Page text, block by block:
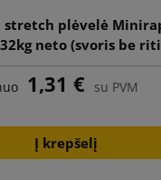
stretch plėvelė
neto (svoris be
1,31 € su PVM
Į krepšelį